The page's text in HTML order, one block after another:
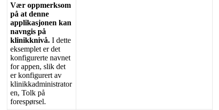
Vær oppmerksom
på at denne
applikasjonen kan
navngis på
klinikknivå. I dette
eksemplet er det
konfigurerte navnet
for appen, slik det
er konfigurert av
klinikkadministrator
en, Tolk på
forespørsel.